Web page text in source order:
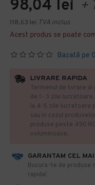
Bazată pe
98,04 lei +
118,63 lei TVA inclus
Acest produs se poate
GARANTAM CEL
​Bucura-te de
rapida!
LIVRARE RAPIDA
Termenul de livrare
de 1- 3 zile
la 4-5 zile lucratoare
sau in cazul
produse peste 490
voluminoase.